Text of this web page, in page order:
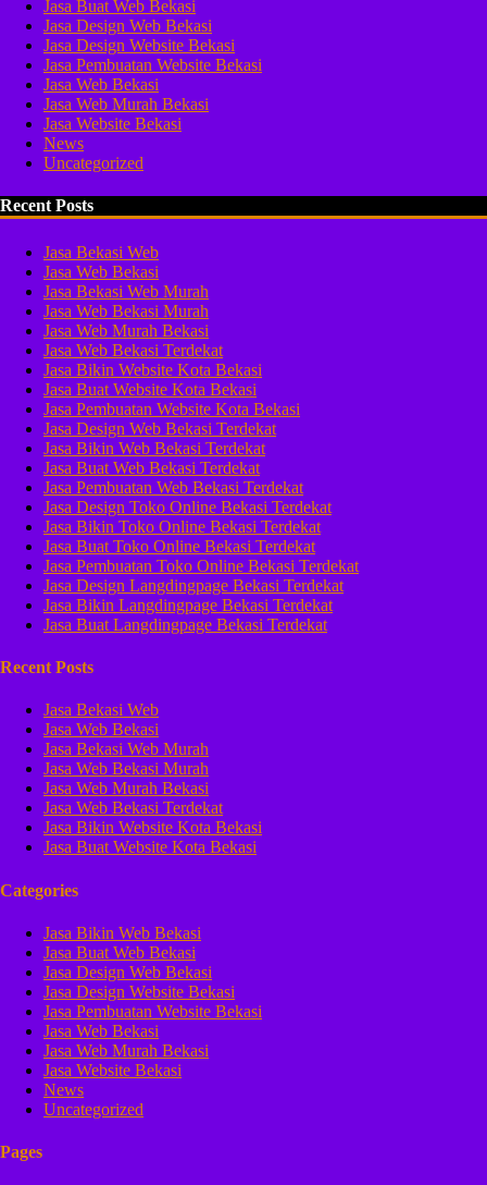
Jasa Buat Web Bekasi
Jasa Design Web Bekasi
Jasa Design Website Bekasi
Jasa Pembuatan Website Bekasi
Jasa Web Bekasi
Jasa Web Murah Bekasi
Jasa Website Bekasi
News
Uncategorized
Recent Posts
Jasa Bekasi Web
Jasa Web Bekasi
Jasa Bekasi Web Murah
Jasa Web Bekasi Murah
Jasa Web Murah Bekasi
Jasa Web Bekasi Terdekat
Jasa Bikin Website Kota Bekasi
Jasa Buat Website Kota Bekasi
Jasa Pembuatan Website Kota Bekasi
Jasa Design Web Bekasi Terdekat
Jasa Bikin Web Bekasi Terdekat
Jasa Buat Web Bekasi Terdekat
Jasa Pembuatan Web Bekasi Terdekat
Jasa Design Toko Online Bekasi Terdekat
Jasa Bikin Toko Online Bekasi Terdekat
Jasa Buat Toko Online Bekasi Terdekat
Jasa Pembuatan Toko Online Bekasi Terdekat
Jasa Design Langdingpage Bekasi Terdekat
Jasa Bikin Langdingpage Bekasi Terdekat
Jasa Buat Langdingpage Bekasi Terdekat
Recent Posts
Jasa Bekasi Web
Jasa Web Bekasi
Jasa Bekasi Web Murah
Jasa Web Bekasi Murah
Jasa Web Murah Bekasi
Jasa Web Bekasi Terdekat
Jasa Bikin Website Kota Bekasi
Jasa Buat Website Kota Bekasi
Categories
Jasa Bikin Web Bekasi
Jasa Buat Web Bekasi
Jasa Design Web Bekasi
Jasa Design Website Bekasi
Jasa Pembuatan Website Bekasi
Jasa Web Bekasi
Jasa Web Murah Bekasi
Jasa Website Bekasi
News
Uncategorized
Pages